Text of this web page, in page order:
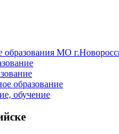
образования МО
образование
обучение